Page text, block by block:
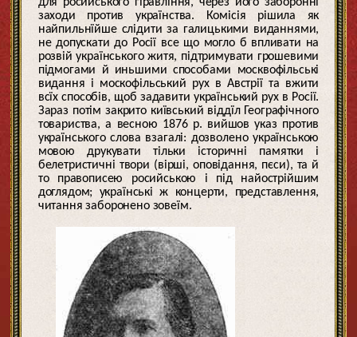
для росийського гіравлїння, через його заборонні
заходи против українства. Комісія рішила як
найпильнїйше слідити за галицькими виданнями,
не допускати до Росії все що могло б впливати на
розвій українського житя, підтримувати грошевими
підмогами й иньшими способами москвофільські
видання і москофільський рух в Австрії та вжити
всїх способів, щоб задавити український рух в Росії.
Зараз потім закрито київський віддїл Географічного
товариства, а весною 1876 р. вийшов указ против
українського слова взагалі: дозволено українською
мовою друкувати тільки історичні памятки і
белетристичні твори (вірші, оповідання, пєси), та й
то правописею росийською і під найострійшим
доглядом; українські ж концерти, представлення,
читання заборонено зовеїм.